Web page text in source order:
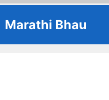
toMarathi Bhau